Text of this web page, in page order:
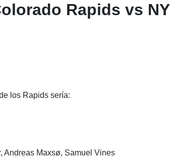
Rapids vs NY
los Rapids sería:
Andreas Maxsø, Samuel Vines